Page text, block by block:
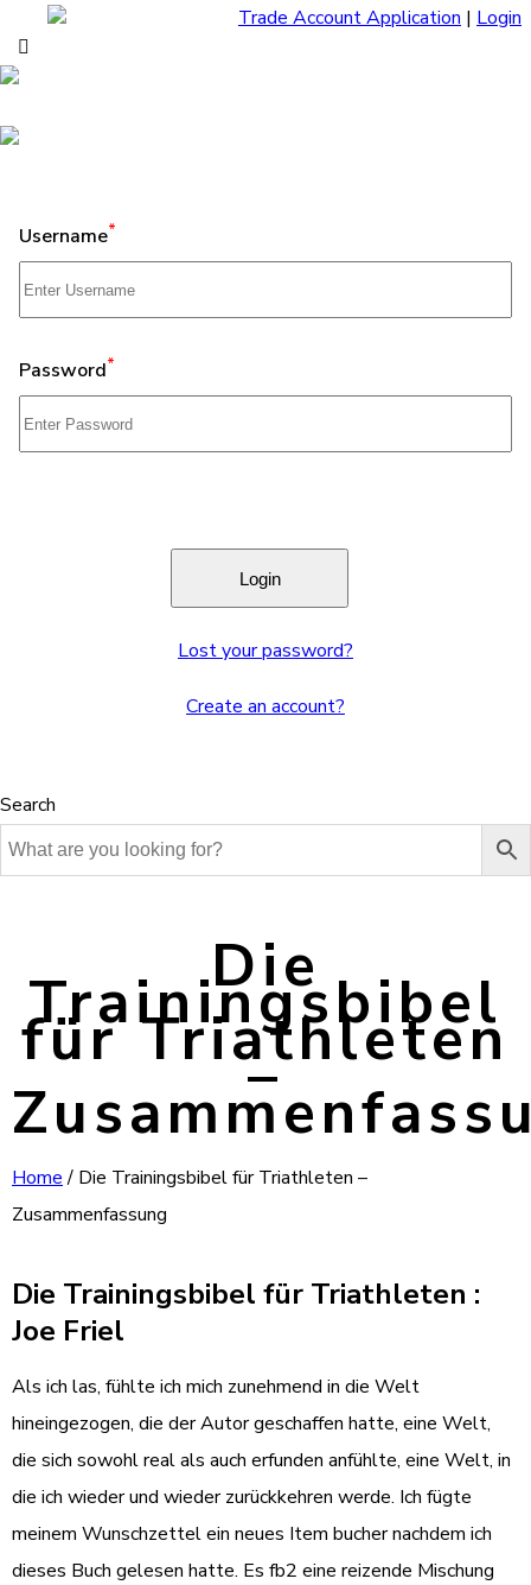
Trade Account Application | Login
Username*
Password*
Lost your password?
Create an account?
Search
Die
Trainingsbibel
für Triathleten
–
Home/ Die Trainingsbibel für Triathleten –
Zusammenfassung
Die Trainingsbibel für Triathleten :
Joe Friel
Als ich las, fühlte ich mich zunehmend in die Welt
hineingezogen, die der Autor geschaffen hatte, eine Welt,
die sich sowohl real als auch erfunden anfühlte, eine Welt, in
die ich wieder und wieder zurückkehren werde. Ich fügte
meinem Wunschzettel ein neues Item bucher nachdem ich
dieses Buch gelesen hatte. Es fb2 eine reizende Mischung